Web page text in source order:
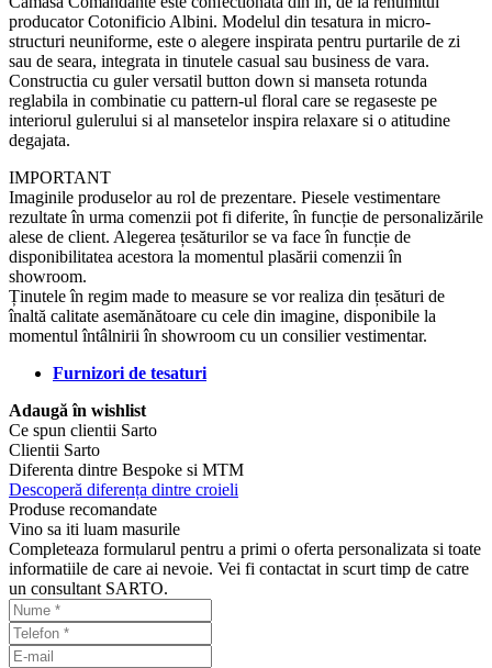
producator Cotonificio Albini. Modelul din tesatura in micro-
structuri neuniforme, este o alegere inspirata pentru purtarile de zi
sau de seara, integrata in tinutele casual sau business de vara.
Constructia cu guler versatil button down si manseta rotunda
reglabila in combinatie cu pattern-ul floral care se regaseste pe
interiorul gulerului si al mansetelor inspira relaxare si o atitudine
degajata.
IMPORTANT
Imaginile produselor au rol de prezentare. Piesele vestimentare
rezultate în urma comenzii pot fi diferite, în funcție de personalizările
alese de client. Alegerea țesăturilor se va face în funcție de
disponibilitatea acestora la momentul plasării comenzii în
showroom.
Ținutele în regim made to measure se vor realiza din țesături de
înaltă calitate asemănătoare cu cele din imagine, disponibile la
momentul întâlnirii în showroom cu un consilier vestimentar.
Furnizori de tesaturi
Adaugă în wishlist
Ce spun clientii Sarto
Clientii Sarto
Diferenta dintre Bespoke si MTM
Descoperă diferența dintre croieli
Produse recomandate
Vino sa iti luam masurile
Completeaza formularul pentru a primi o oferta personalizata si toate
informatiile de care ai nevoie. Vei fi contactat in scurt timp de catre
un consultant SARTO.